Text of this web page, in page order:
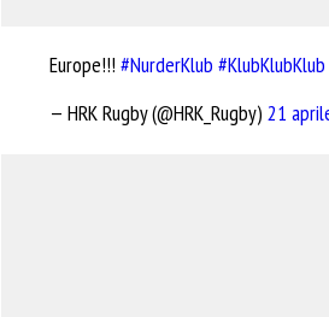
Europe!!! #NurderKlub #KlubKlubKlub
— HRK Rugby (@HRK_Rugby) 21